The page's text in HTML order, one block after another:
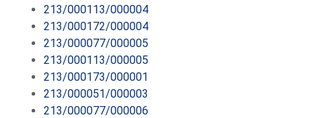
213/000113/000004
213/000172/000004
213/000077/000005
213/000113/000005
213/000173/000001
213/000051/000003
213/000077/000006